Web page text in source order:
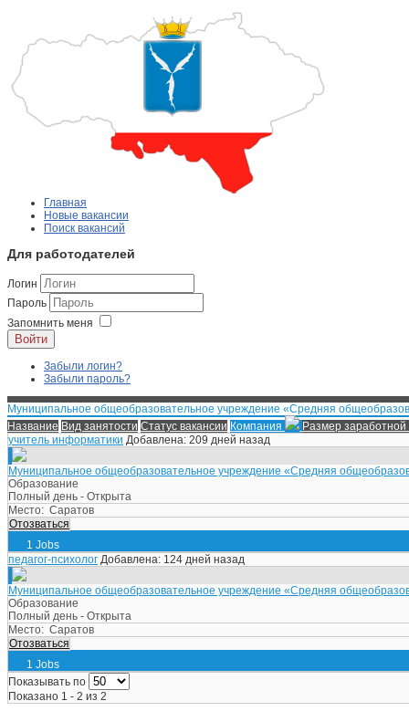
Главная
Новые вакансии
Поиск вакансий
Для работодателей
Логин
Пароль
Запомнить меня
Войти
Забыли логин?
Забыли пароль?
Муниципальное общеобразовательное учреждение «Средняя
Название Вид занятости Статус вакансии Компания
Размер
учитель информатики Добавлена: 209 дней назад
Муниципальное общеобразовательное учреждение «Средняя
Образование
Полный день - Открыта
Место: Саратов
Отозваться
1 Jobs
педагог-психолог Добавлена: 124 дней назад
Муниципальное общеобразовательное учреждение «Средняя
Образование
Полный день - Открыта
Место: Саратов
Отозваться
1 Jobs
Показывать по
Показано 1 - 2 из 2